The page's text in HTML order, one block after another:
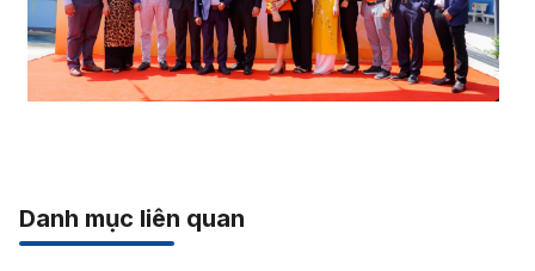
Danh mục liên quan